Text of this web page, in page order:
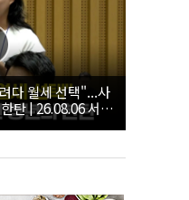
다 월세 선택"...사
탄 | 26.08.06 서울